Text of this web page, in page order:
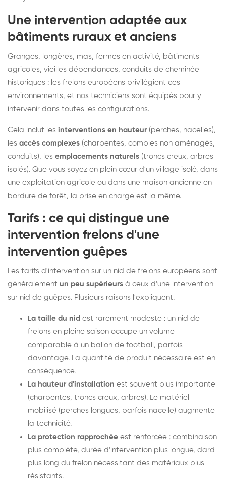
Une intervention adaptée aux
bâtiments ruraux et anciens
Granges, longères, mas, fermes en activité, bâtiments
agricoles, vieilles dépendances, conduits de cheminée
historiques : les frelons européens privilégient ces
environnements, et nos techniciens sont équipés pour y
intervenir dans toutes les configurations.
Cela inclut les interventions en hauteur (perches, nacelles),
les accès complexes (charpentes, combles non aménagés,
conduits), les emplacements naturels (troncs creux, arbres
isolés). Que vous soyez en plein cœur d'un village isolé, dans
une exploitation agricole ou dans une maison ancienne en
bordure de forêt, la prise en charge est la même.
Tarifs : ce qui distingue une
intervention frelons d'une
intervention guêpes
Les tarifs d'intervention sur un nid de frelons européens sont
généralement un peu supérieurs à ceux d'une intervention
sur nid de guêpes. Plusieurs raisons l'expliquent.
La taille du nid est rarement modeste : un nid de
frelons en pleine saison occupe un volume
comparable à un ballon de football, parfois
davantage. La quantité de produit nécessaire est en
conséquence.
La hauteur d'installation est souvent plus importante
(charpentes, troncs creux, arbres). Le matériel
mobilisé (perches longues, parfois nacelle) augmente
la technicité.
La protection rapprochée est renforcée : combinaison
plus complète, durée d'intervention plus longue, dard
plus long du frelon nécessitant des matériaux plus
résistants.